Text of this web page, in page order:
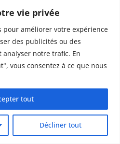
vie privée
pour améliorer votre expérience
des publicités ou des
notre trafic. En
vous consentez à ce que nous
Décliner tout
tout